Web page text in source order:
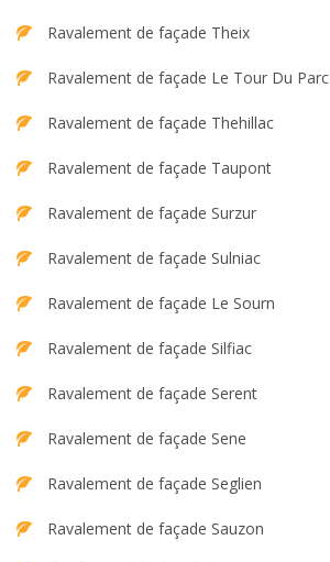
Ravalement de façade Theix
Ravalement de façade Le Tour Du Parc
Ravalement de façade Thehillac
Ravalement de façade Taupont
Ravalement de façade Surzur
Ravalement de façade Sulniac
Ravalement de façade Le Sourn
Ravalement de façade Silfiac
Ravalement de façade Serent
Ravalement de façade Sene
Ravalement de façade Seglien
Ravalement de façade Sauzon